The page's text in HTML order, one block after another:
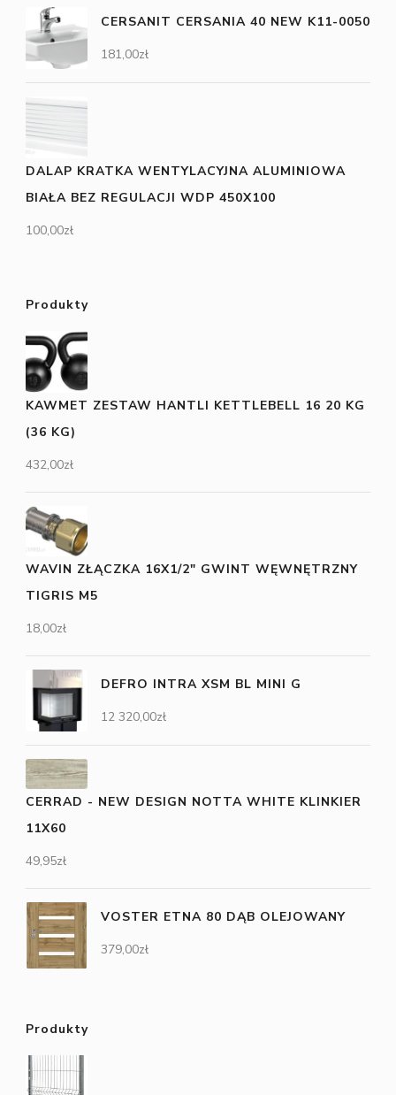
CERSANIT CERSANIA 40 NEW K11-0050
181,00zł
DALAP KRATKA WENTYLACYJNA ALUMINIOWA
BIAŁA BEZ REGULACJI WDP 450X100
100,00zł
Produkty
KAWMET ZESTAW HANTLI KETTLEBELL 16 20 KG
(36 KG)
432,00zł
WAVIN ZŁĄCZKA 16X1/2" GWINT WĘWNĘTRZNY
TIGRIS M5
18,00zł
DEFRO INTRA XSM BL MINI G
12 320,00zł
CERRAD - NEW DESIGN NOTTA WHITE KLINKIER
11X60
49,95zł
VOSTER ETNA 80 DĄB OLEJOWANY
379,00zł
Produkty